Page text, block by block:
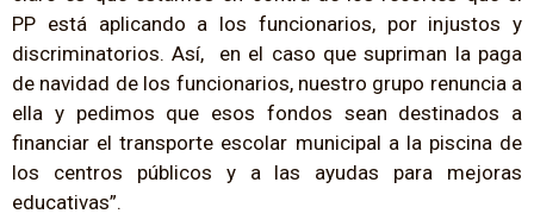
PP está aplicando a los funcionarios, por injustos y
discriminatorios. Así, en el caso que supriman la paga
de navidad de los funcionarios, nuestro grupo renuncia a
ella y pedimos que esos fondos sean destinados a
financiar el transporte escolar municipal a la piscina de
los centros públicos y a las ayudas para mejoras
educativas”.